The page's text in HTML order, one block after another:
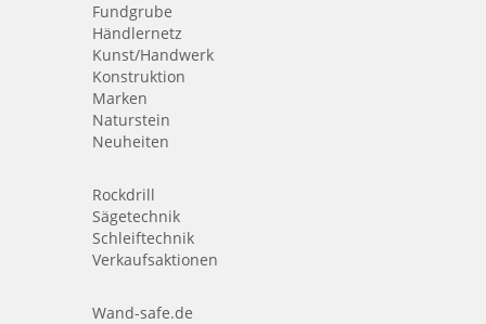
Fundgrube
Händlernetz
Kunst/Handwerk
Konstruktion
Marken
Naturstein
Neuheiten
Rockdrill
Sägetechnik
Schleiftechnik
Verkaufsaktionen
Wand-safe.de